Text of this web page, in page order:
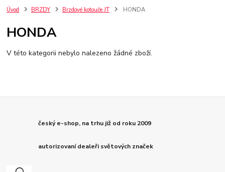
Úvod BRZDY Brzdové kotouče JT HONDA
HONDA
V této kategorii nebylo nalezeno žádné zboží.
český e-shop, na trhu již od roku 2009
autorizovaní dealeři světových značek